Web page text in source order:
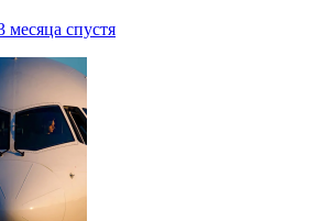
месяца спустя